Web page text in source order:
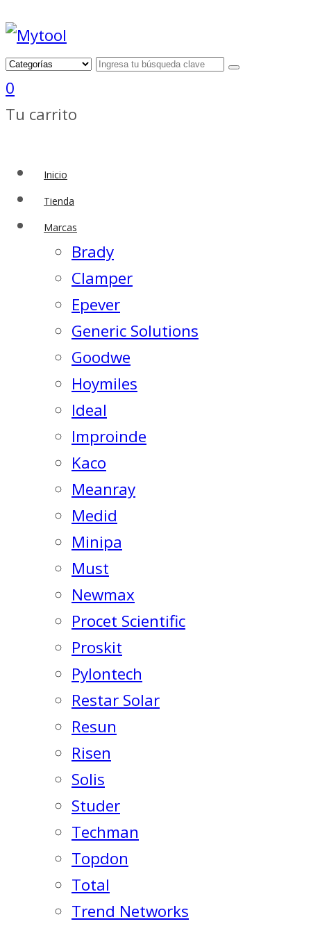
0
Tu carrito
Inicio
Tienda
Marcas
Brady
Clamper
Epever
Generic Solutions
Goodwe
Hoymiles
Ideal
Improinde
Kaco
Meanray
Medid
Minipa
Must
Newmax
Procet Scientific
Proskit
Pylontech
Restar Solar
Resun
Risen
Solis
Studer
Techman
Topdon
Total
Trend Networks